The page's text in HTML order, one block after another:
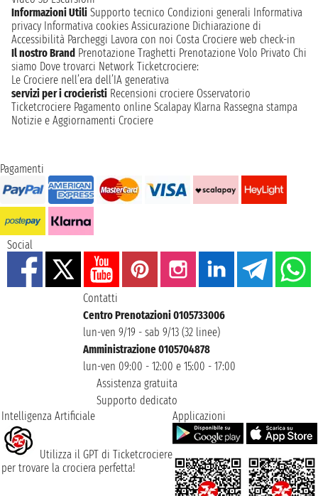
Informazioni Utili Supporto tecnico Condizioni generali Informativa
privacy Informativa cookies Assicurazione Dichiarazione di
Accessibilità Parcheggi Lavora con noi Costa Crociere web check-in
Il nostro Brand Prenotazione Traghetti Prenotazione Volo Privato Chi
siamo Dove trovarci Network Ticketcrociere:
Le Crociere nell’era dell’IA generativa
servizi per i crocieristi Recensioni crociere Osservatorio
Ticketcrociere Pagamento online Scalapay Klarna Rassegna stampa
Notizie e Aggiornamenti Crociere
Pagamenti
Social
Contatti
Centro Prenotazioni 0105733006
lun-ven 9/19 - sab 9/13 (32 linee)
Amministrazione 0105704878
lun-ven 09:00 - 12:00 e 15:00 - 17:00
Assistenza gratuita
Supporto dedicato
Intelligenza Artificiale
Utilizza il GPT di Ticketcrociere
per trovare la crociera perfetta!
Applicazioni